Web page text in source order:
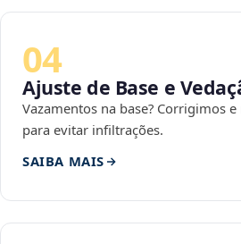
04
Ajuste de Base e
Vazamentos na base? Corrigimos
para evitar infiltrações.
SAIBA MAIS